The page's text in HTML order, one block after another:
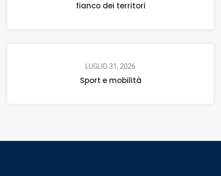
fianco dei territori
LUGLIO 31, 2026
Sport e mobilità